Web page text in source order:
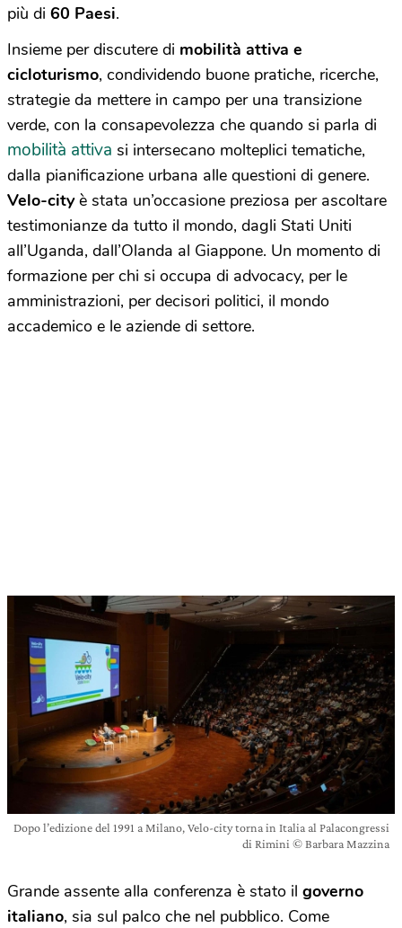
più di 60 Paesi.
Insieme per discutere di mobilità attiva e
cicloturismo, condividendo buone pratiche, ricerche,
strategie da mettere in campo per una transizione
verde, con la consapevolezza che quando si parla di
mobilità attiva si intersecano molteplici tematiche,
dalla pianificazione urbana alle questioni di genere.
Velo-cityè stata un’occasione preziosa per ascoltare
testimonianze da tutto il mondo, dagli Stati Uniti
all’Uganda, dall’Olanda al Giappone. Un momento di
formazione per chi si occupa di advocacy, per le
amministrazioni, per decisori politici, il mondo
accademico e le aziende di settore.
Dopo l’edizione del 1991 a Milano, Velo-city torna in Italia al Palacongressi
di Rimini © Barbara Mazzina
Grande assente alla conferenza è stato il governo
italiano, sia sul palco che nel pubblico. Come